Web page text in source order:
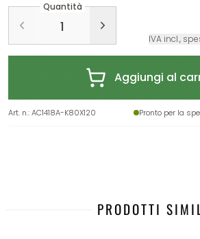
Quantità
IVA incl.,
Aggiungi al
Art. n.:AC1418A-K80X120 Pronto per la
PRODOTTI